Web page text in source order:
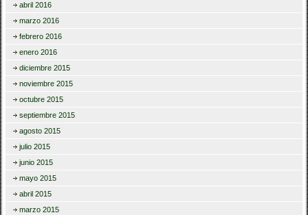
abril 2016
marzo 2016
febrero 2016
enero 2016
diciembre 2015
noviembre 2015
octubre 2015
septiembre 2015
agosto 2015
julio 2015
junio 2015
mayo 2015
abril 2015
marzo 2015